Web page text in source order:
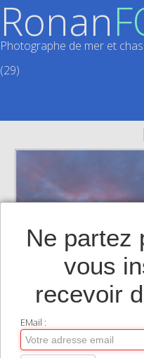
Ronan
Photographe de mer et
(29)
CALENDRIERS
LIVRES▼
TIRAGES SUPPORTS HAUT DE
CONTACT
Ne partez
vous
recevoir
EMail :